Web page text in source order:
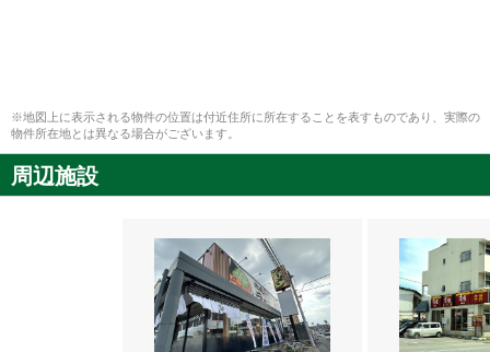
※地図上に表示される物件の位置は付近住所に所在することを表すものであり、実際の
物件所在地とは異なる場合がございます。
周辺施設